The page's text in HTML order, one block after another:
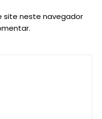
site neste navegador